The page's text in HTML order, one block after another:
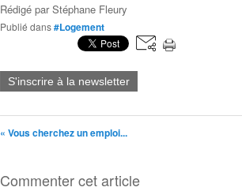
Rédigé parStéphane Fleury
Publié dans#Logement
S'inscrire à la newsletter
« Vous cherchez un emploi...
Commenter cet article